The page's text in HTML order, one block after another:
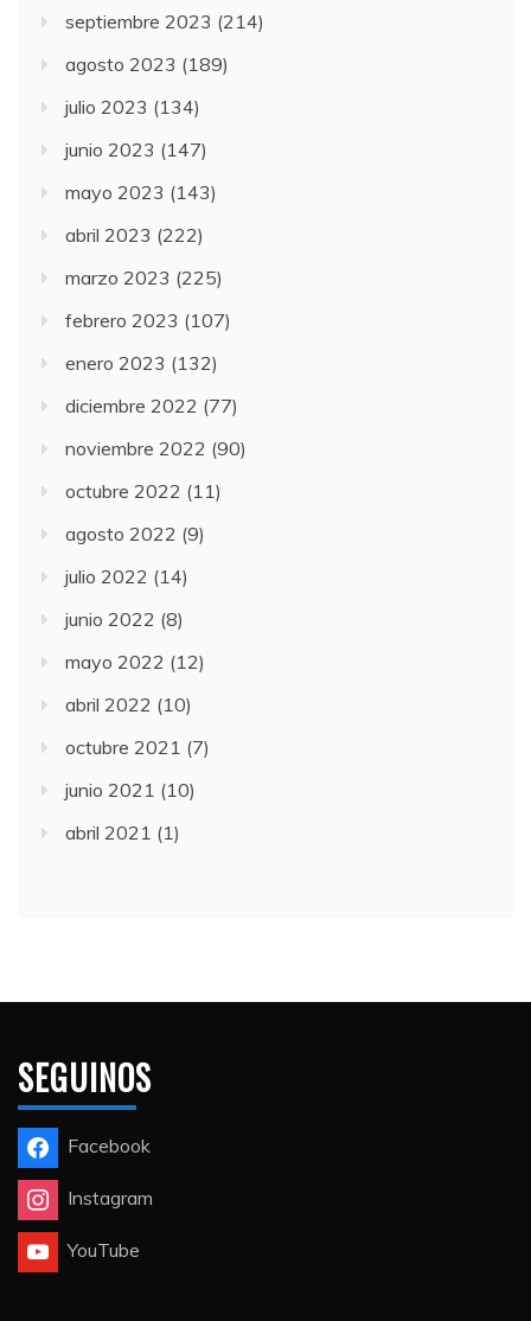
septiembre 2023 (214)
agosto 2023 (189)
julio 2023 (134)
junio 2023 (147)
mayo 2023 (143)
abril 2023 (222)
marzo 2023 (225)
febrero 2023 (107)
enero 2023 (132)
diciembre 2022 (77)
noviembre 2022 (90)
octubre 2022 (11)
agosto 2022 (9)
julio 2022 (14)
junio 2022 (8)
mayo 2022 (12)
abril 2022 (10)
octubre 2021 (7)
junio 2021 (10)
abril 2021 (1)
SEGUINOS
Facebook
Instagram
YouTube